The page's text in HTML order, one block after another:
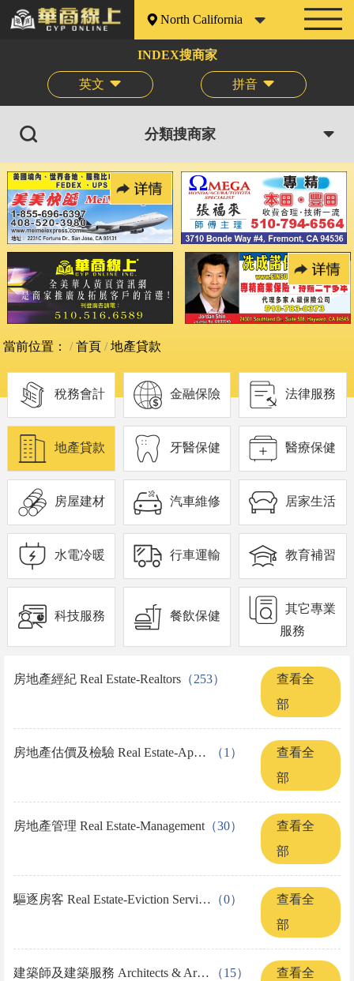
North California
INDEX搜商家
英文 拼音
分類搜商家
當前位置： 首頁 地產貸款
稅務會計 金融保險 法律服務
地產貸款 牙醫保健 醫療保健
房屋建材 汽車維修 居家生活
水電冷暖 行車運輸 教育補習
科技服務 餐飲保健
其它專業
服務
房地產經紀 Real Estate-Realtors （253）
查看全
部
房地產估價及檢驗 Real Estate-Appraisers & Inspections （1）
查看全
部
房地產管理 Real Estate-Management （30）
查看全
部
驅逐房客 Real Estate-Eviction Services （0）
查看全
部
建築師及建築服務 Architects & Architects Services （15）
查看全